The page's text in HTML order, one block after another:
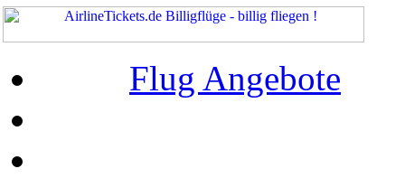
Flug Angebote